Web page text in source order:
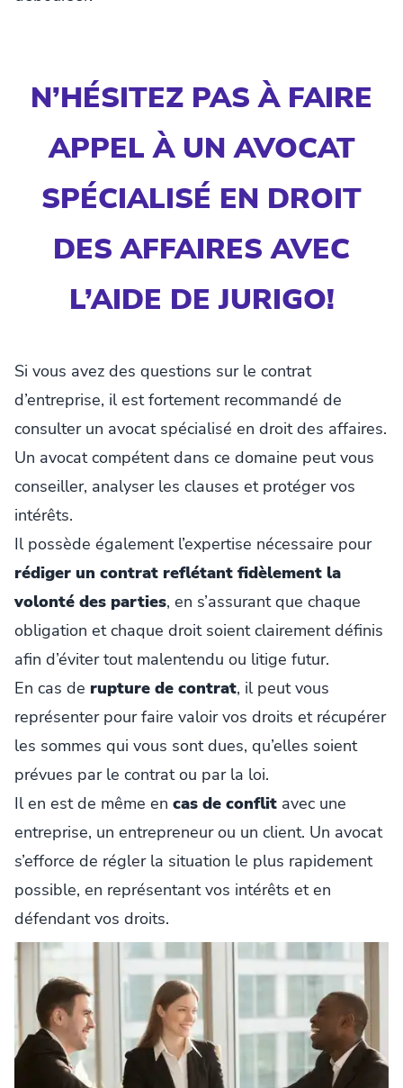
N’HÉSITEZ PAS À FAIRE
APPEL À UN AVOCAT
SPÉCIALISÉ EN DROIT
DES AFFAIRES AVEC
L’AIDE DE JURIGO!
Si vous avez des questions sur le contrat
d’entreprise, il est fortement recommandé de
consulter un avocat spécialisé en droit des affaires.
Un avocat compétent dans ce domaine peut vous
conseiller, analyser les clauses et protéger vos
intérêts.
Il possède également l’expertise nécessaire pour
rédiger un contrat reflétant fidèlement la
volonté des parties, en s’assurant que chaque
obligation et chaque droit soient clairement définis
afin d’éviter tout malentendu ou litige futur.
En cas de rupture de contrat, il peut vous
représenter pour faire valoir vos droits et récupérer
les sommes qui vous sont dues, qu’elles soient
prévues par le contrat ou par la loi.
Il en est de même en cas de conflit avec une
entreprise, un entrepreneur ou un client. Un avocat
s’efforce de régler la situation le plus rapidement
possible, en représentant vos intérêts et en
défendant vos droits.